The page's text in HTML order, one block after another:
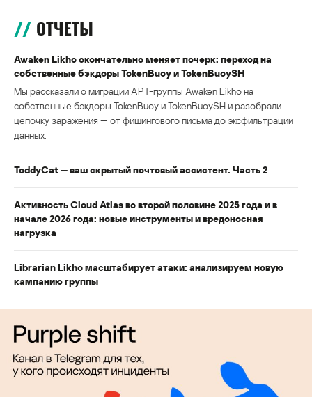
ОТЧЕТЫ
Awaken Likho окончательно меняет почерк: переход на
собственные бэкдоры TokenBuoy и TokenBuoySH
Мы рассказали о миграции APT-группы Awaken Likho на
собственные бэкдоры TokenBuoy и TokenBuoySH и разобрали
цепочку заражения — от фишингового письма до эксфильтрации
данных.
ToddyCat — ваш скрытый почтовый ассистент. Часть 2
Активность Cloud Atlas во второй половине 2025 года и в
начале 2026 года: новые инструменты и вредоносная
нагрузка
Librarian Likho масштабирует атаки: анализируем новую
кампанию группы